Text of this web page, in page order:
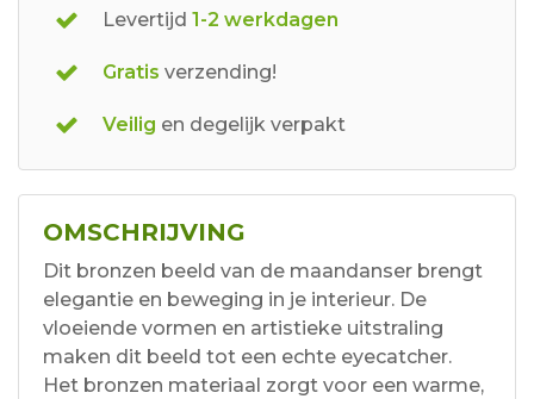
Levertijd 1-2 werkdagen
Gratis verzending!
Veilig en degelijk verpakt
OMSCHRIJVING
Dit bronzen beeld van de maandanser brengt
elegantie en beweging in je interieur. De
vloeiende vormen en artistieke uitstraling
maken dit beeld tot een echte eyecatcher.
Het bronzen materiaal zorgt voor een warme,